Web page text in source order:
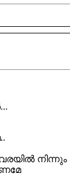
നിന്നും